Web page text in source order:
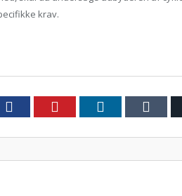
krav.
Facebook Pinterest LinkedIn